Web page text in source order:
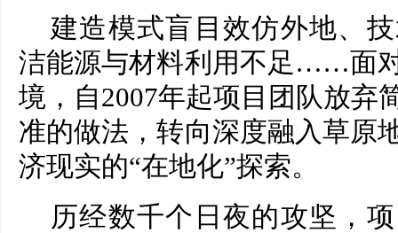
建造模式盲目效仿外地、
洁能源与材料利用不足……面
境，自2007年起项目团队放弃
准的做法，转向深度融入草原
济现实的“在地化”探索。
历经数千个日夜的攻坚，